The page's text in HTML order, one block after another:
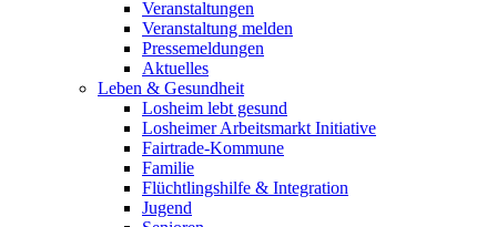
Veranstaltungen
Veranstaltung melden
Pressemeldungen
Aktuelles
Leben & Gesundheit
Losheim lebt gesund
Losheimer Arbeitsmarkt Initiative
Fairtrade-Kommune
Familie
Flüchtlingshilfe & Integration
Jugend